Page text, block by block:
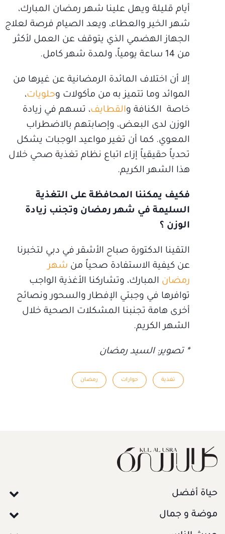
أيام قليلة ويهل علينا شهر رمضان المبارك،
شهر الخير والعطاء، ويعد الصيام فرصة لعلاج
الجهاز الهضمي الذي يتوقف عن العمل لأكثر
من 14 ساعة يومياً، ولمدة شهر كامل.
إلا أن اختلاف المائدة الرمضانية عن غيرها من
الموائد وما تتميز به من مأكولات وحلويات،
خاصة الكنافة والقطايف، تسهم في زيادة
الوزن لدى البعض، وإصابتهم بالاضطراب
المعوي. كما أن تغير مواعيد الوجبات يشكل
تحدياً حقيقياً إزاء اتباع نظام تغذية صحي خلال
هذا الشهر الكريم.
فكيف يمكننا المحافظة على التغذية
السليمة في شهر رمضان وتجنب زيادة
الوزن ؟
التقينا الدكتورة صباح الأشقر في دبي لتخبرنا
عن كيفية الاستفادة صحياً من شهر
رمضان المبارك، وتشاركنا الأغذية الواجب
توافرها في وجبتي الإفطار والسحور ونصائح
أخرى هامة تجنبنا المشكلات الصحية خلال
الشهر الكريم.
* تصوير: السيد رمضان
تغذية حوارات رمضان
حياة أفضل
موضة و جمال